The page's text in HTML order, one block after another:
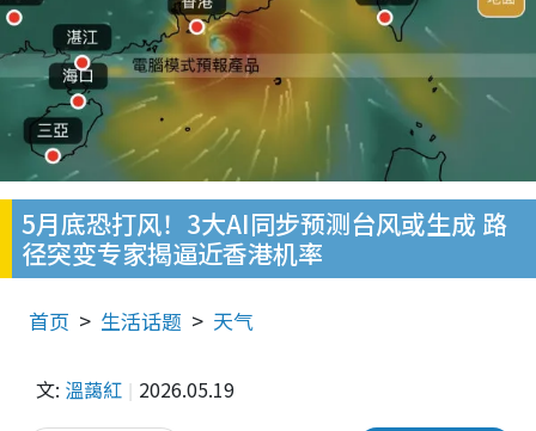
5月底恐打风！3大AI同步预测台风或生成 路
径突变专家揭逼近香港机率
首页 生活话题 天气
文: 溫藹紅 2026.05.19